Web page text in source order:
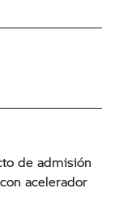
de admisión
acelerador